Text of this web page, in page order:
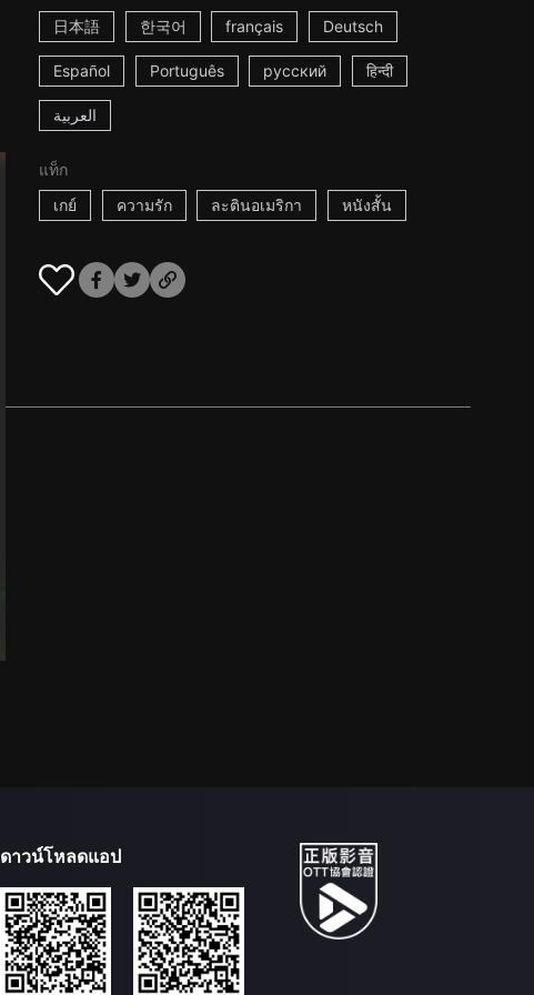
日本語 한국어 français Deutsch
Español Português русский हिन्दी
العربية
แท็ก
เกย์
ความรัก ละตินอเมริกา หนังสั้น
ดาวน์โหลดแอป